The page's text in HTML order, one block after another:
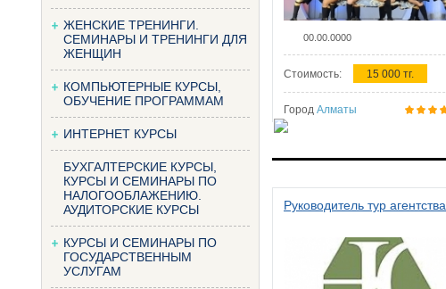
ЖЕНСКИЕ ТРЕНИНГИ.
СЕМИНАРЫ И ТРЕНИНГИ ДЛЯ
ЖЕНЩИН
КОМПЬЮТЕРНЫЕ КУРСЫ,
ОБУЧЕНИЕ ПРОГРАММАМ
ИНТЕРНЕТ КУРСЫ
БУХГАЛТЕРСКИЕ КУРСЫ,
КУРСЫ И СЕМИНАРЫ ПО
НАЛОГООБЛАЖЕНИЮ.
АУДИТОРСКИЕ КУРСЫ
КУРСЫ И СЕМИНАРЫ ПО
ГОСУДАРСТВЕННЫМ
УСЛУГАМ
00.00.0000
Стоимость: 15 000 тг.
Город Алматы
Руководитель тур агентства